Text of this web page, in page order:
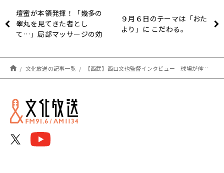
壇蜜が本領発揮！「幾多の
睾丸を見てきた者とし
て…」局部マッサージの効
９月６日のテーマは「おた
より」に こだわる。
文化放送の記事一覧 【西武】西口文也監督インタビュー 球場が停電した日本ハム戦を振り返る